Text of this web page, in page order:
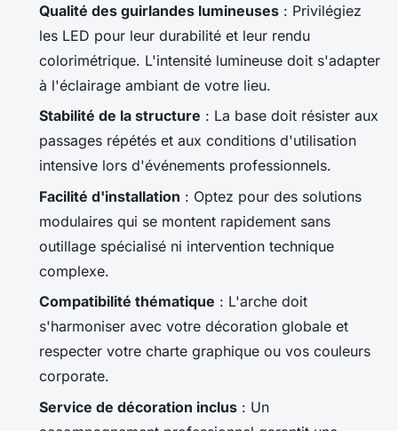
Qualité des guirlandes lumineuses : Privilégiez
les LED pour leur durabilité et leur rendu
colorimétrique. L'intensité lumineuse doit s'adapter
à l'éclairage ambiant de votre lieu.
Stabilité de la structure : La base doit résister aux
passages répétés et aux conditions d'utilisation
intensive lors d'événements professionnels.
Facilité d'installation : Optez pour des solutions
modulaires qui se montent rapidement sans
outillage spécialisé ni intervention technique
complexe.
Compatibilité thématique : L'arche doit
s'harmoniser avec votre décoration globale et
respecter votre charte graphique ou vos couleurs
corporate.
Service de décoration inclus : Un